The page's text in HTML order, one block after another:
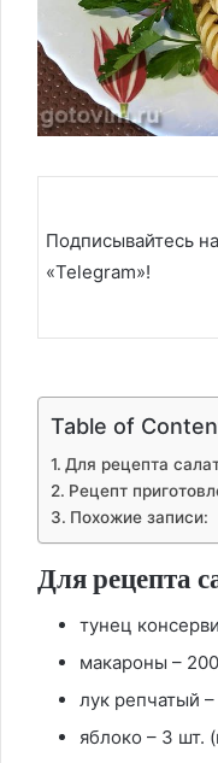
Подписывайтесь
«Telegram»!
Table of
Для рецепта
Рецепт
Похожие записи:
Для рецепта
тунец
макароны –
лук репчатый –
яблоко – 3 шт.